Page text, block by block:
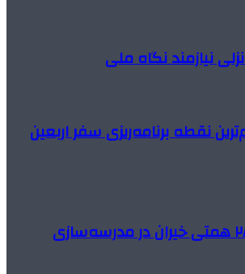
نیازمند نگاه ملی
نقطه برنامه‌ریزی سفر اربعین